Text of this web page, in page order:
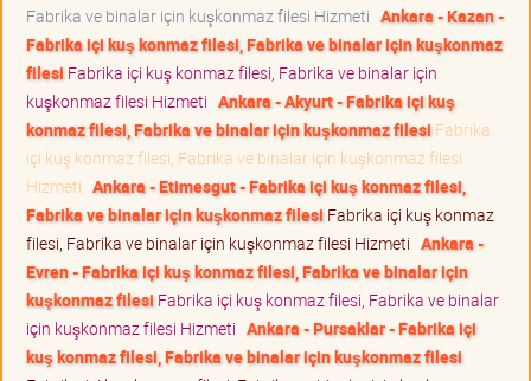
Fabrika ve binalar için kuşkonmaz filesi Hizmeti Ankara - Kazan -
Fabrika içi kuş konmaz filesi, Fabrika ve binalar için kuşkonmaz
filesi Fabrika içi kuş konmaz filesi, Fabrika ve binalar için
kuşkonmaz filesi Hizmeti Ankara - Akyurt - Fabrika içi kuş
konmaz filesi, Fabrika ve binalar için kuşkonmaz filesi Fabrika
içi kuş konmaz filesi, Fabrika ve binalar için kuşkonmaz filesi
Hizmeti Ankara - Etimesgut - Fabrika içi kuş konmaz filesi,
Fabrika ve binalar için kuşkonmaz filesi Fabrika içi kuş konmaz
filesi, Fabrika ve binalar için kuşkonmaz filesi Hizmeti Ankara -
Evren - Fabrika içi kuş konmaz filesi, Fabrika ve binalar için
kuşkonmaz filesi Fabrika içi kuş konmaz filesi, Fabrika ve binalar
için kuşkonmaz filesi Hizmeti Ankara - Pursaklar - Fabrika içi
kuş konmaz filesi, Fabrika ve binalar için kuşkonmaz filesi